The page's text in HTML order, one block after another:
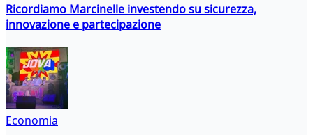
Ricordiamo Marcinelle investendo su sicurezza,
innovazione e partecipazione
Economia